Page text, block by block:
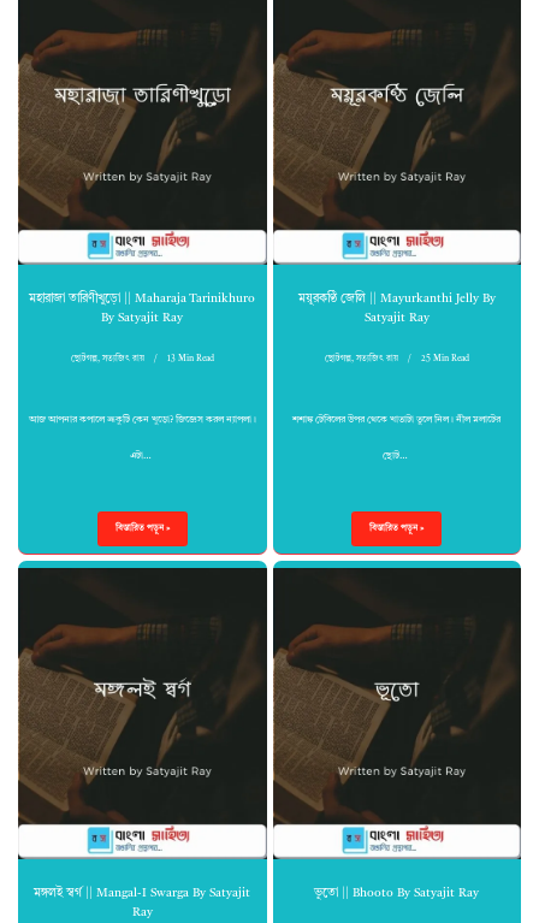
মহারাজা তারিণীখুড়ো || Maharaja Tarinikhuro
By Satyajit Ray
ছোটগল্প, সত্যজিৎ রায় 13 Min Read
আজ আপনার কপালে ভ্রূকুটি কেন খুড়ো? জিজ্ঞেস করল ন্যাপলা।
এটা…
বিস্তারিত পড়ুন »
ময়ূরকণ্ঠি জেলি || Mayurkanthi Jelly By
Satyajit Ray
ছোটগল্প, সত্যজিৎ রায় 25 Min Read
শশাঙ্ক টেবিলের উপর থেকে খাতাটা তুলে নিল। নীল মলাটের
ছোট…
বিস্তারিত পড়ুন »
মঙ্গলই স্বর্গ || Mangal-I Swarga By Satyajit
Ray
ভূতো || Bhooto By Satyajit Ray